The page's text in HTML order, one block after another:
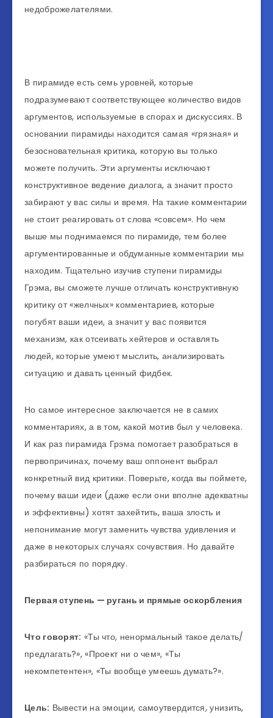
недоброжелателями.
В пирамиде есть семь уровней, которые
подразумевают соответствующее количество видов
аргументов, используемые в спорах и дискуссиях. В
основании пирамиды находится самая «грязная» и
безосновательная критика, которую вы только
можете получить. Эти аргументы исключают
конструктивное ведение диалога, а значит просто
забирают у вас силы и время. На такие комментарии
не стоит реагировать от слова «совсем». Но чем
выше мы поднимаемся по пирамиде, тем более
аргументированные и обдуманные комментарии мы
находим. Тщательно изучив ступени пирамиды
Грэма, вы сможете лучше отличать конструктивную
критику от «желчных» комментариев, которые
погубят ваши идеи, а значит у вас появится
механизм, как отсеивать хейтеров и оставлять
людей, которые умеют мыслить, анализировать
ситуацию и давать ценный фидбек.
Но самое интересное заключается не в самих
комментариях, а в том, какой мотив был у человека.
И как раз пирамида Грэма помогает разобраться в
первопричинах, почему ваш оппонент выбрал
конкретный вид критики. Поверьте, когда вы поймете,
почему ваши идеи (даже если они вполне адекватны
и эффективны) хотят захейтить, ваша злость и
непонимание могут заменить чувства удивления и
даже в некоторых случаях сочувствия. Но давайте
разбираться по порядку.
Первая ступень — ругань и прямые оскорбления
Что говорят: «Ты что, ненормальный такое делать/
предлагать?», «Проект ни о чем», «Ты
некомпетентен», «Ты вообще умеешь думать?».
Цель: Вывести на эмоции, самоутвердится, унизить,